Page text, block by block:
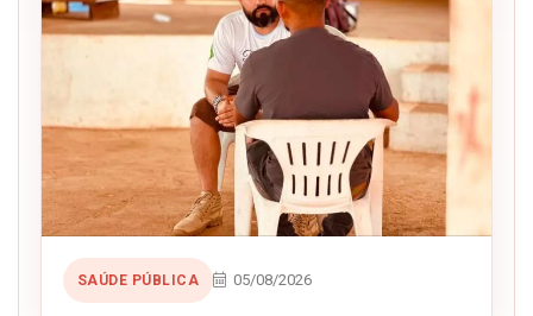
SAÚDE PÚBLICA 05/08/2026